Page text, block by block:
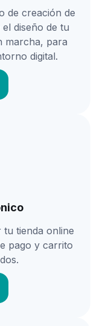
de creación de
diseño de tu
marcha, para
digital.
tienda online
pago y carrito